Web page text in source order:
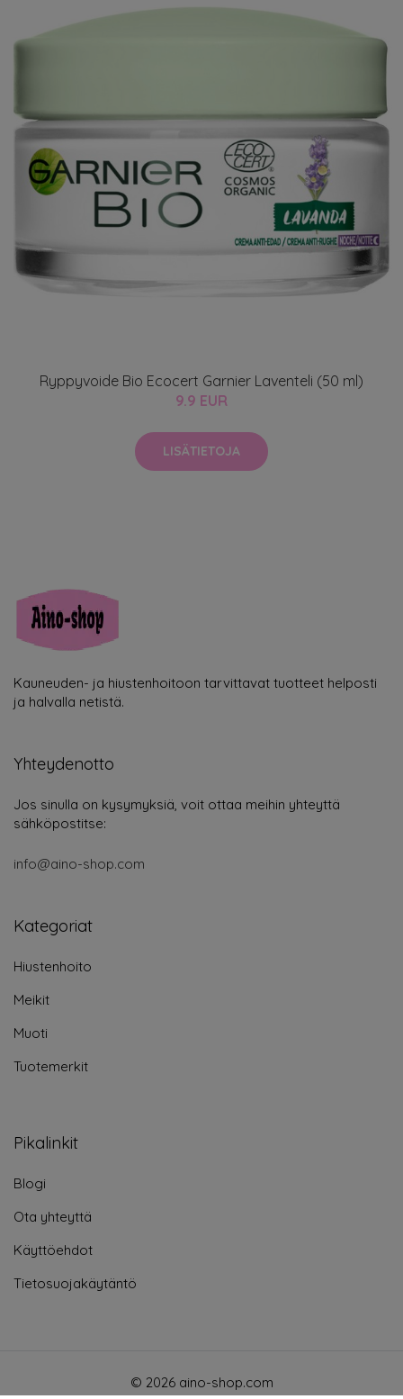
Ryppyvoide Bio Ecocert Garnier Laventeli (50 ml)
9.9 EUR
LISÄTIETOJA
Kauneuden- ja hiustenhoitoon tarvittavat tuotteet helposti
ja halvalla netistä.
Yhteydenotto
Jos sinulla on kysymyksiä, voit ottaa meihin yhteyttä
sähköpostitse:
info@aino-shop.com
Kategoriat
Hiustenhoito
Meikit
Muoti
Tuotemerkit
Pikalinkit
Blogi
Ota yhteyttä
Käyttöehdot
Tietosuojakäytäntö
© 2026 aino-shop.com